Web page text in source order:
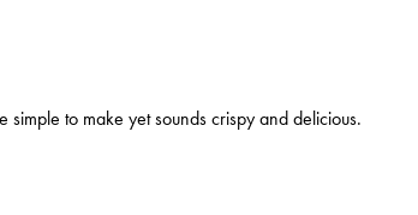
simple to make yet sounds crispy and delicious.